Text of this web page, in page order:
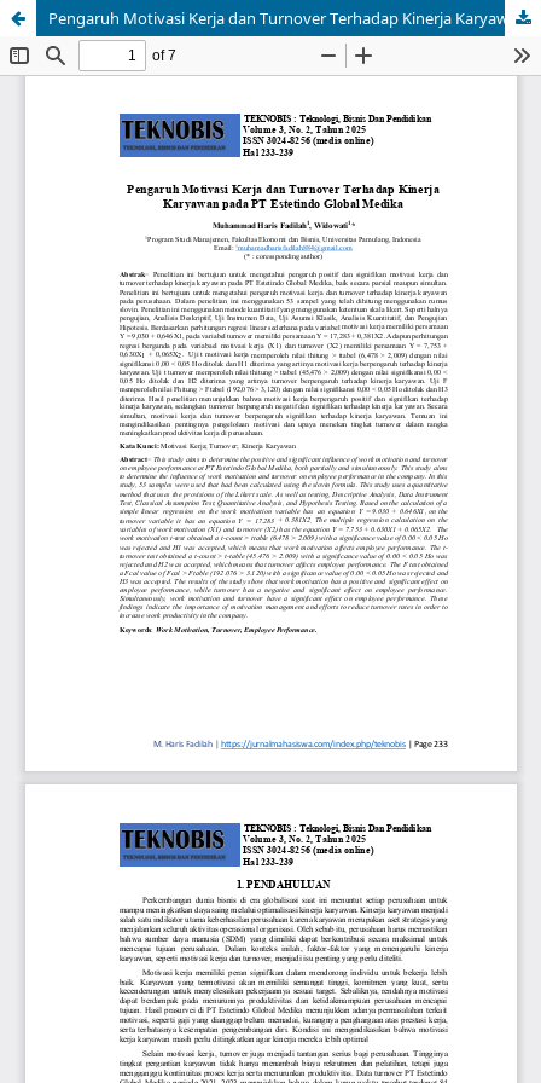
Pengaruh Motivasi Kerja dan Turnover Terhadap Kinerja Karyawan pada PT Estetindo Global Medika